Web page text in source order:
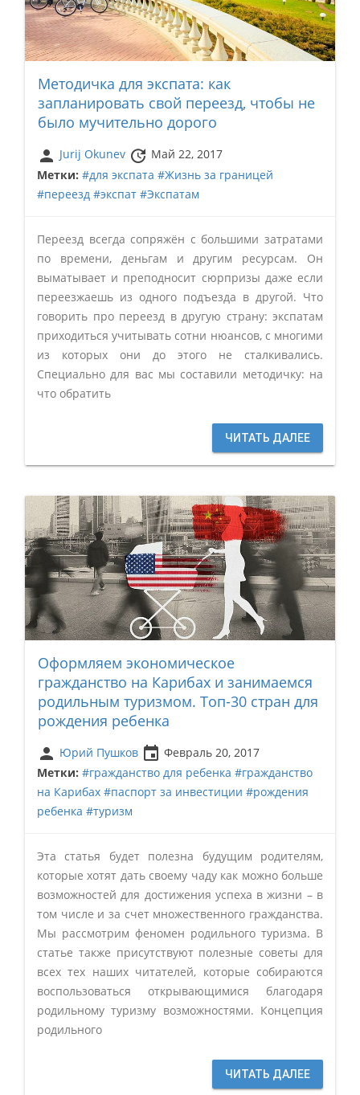
Методичка для экспата: как
запланировать свой переезд, чтобы не
было мучительно дорого
person Jurij Okunev update Май 22, 2017
Метки: #для экспата #Жизнь за границей
#переезд #экспат #Экспатам
Переезд всегда сопряжён с большими затратами
по времени, деньгам и другим ресурсам. Он
выматывает и преподносит сюрпризы даже если
переезжаешь из одного подъезда в другой. Что
говорить про переезд в другую страну: экспатам
приходиться учитывать сотни нюансов, с многими
из которых они до этого не сталкивались.
Специально для вас мы составили методичку: на
что обратить
ЧИТАТЬ ДАЛЕЕ
Оформляем экономическое
гражданство на Карибах и занимаемся
родильным туризмом. Топ-30 стран для
рождения ребенка
person Юрий Пушков insert_invitation Февраль 20, 2017
Метки: #гражданство для ребенка #гражданство
на Карибах #паспорт за инвестиции #рождения
ребенка #туризм
Эта статья будет полезна будущим родителям,
которые хотят дать своему чаду как можно больше
возможностей для достижения успеха в жизни – в
том числе и за счет множественного гражданства.
Мы рассмотрим феномен родильного туризма. В
статье также присутствуют полезные советы для
всех тех наших читателей, которые собираются
воспользоваться открывающимися благодаря
родильному туризму возможностями. Концепция
родильного
ЧИТАТЬ ДАЛЕЕ